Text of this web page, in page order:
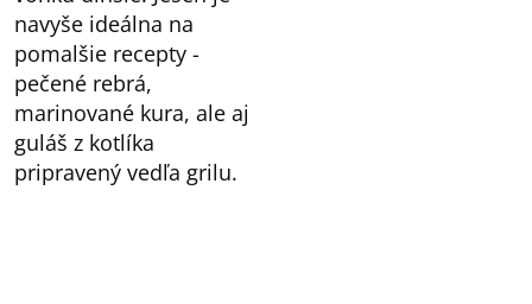
navyše ideálna na
pomalšie recepty -
pečené rebrá,
marinované kura, ale aj
guláš z kotlíka
pripravený vedľa grilu.